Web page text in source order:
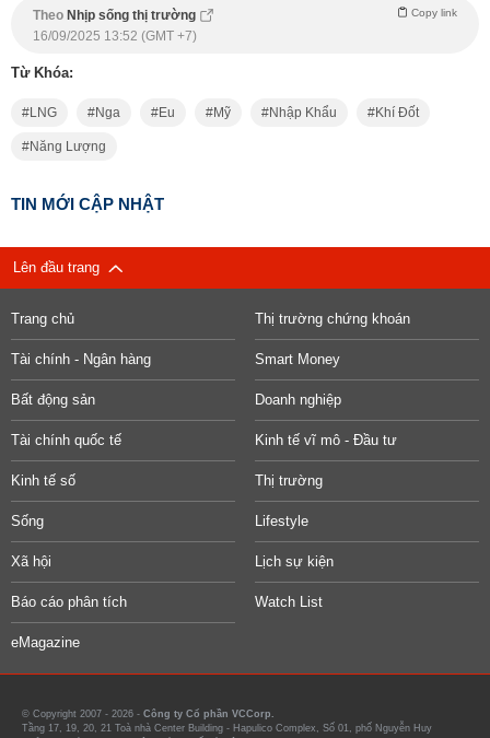
Theo Nhịp sống thị trường Copy link
16/09/2025 13:52 (GMT +7)
Từ Khóa:
LNG Nga Eu Mỹ Nhập Khẩu Khí Đốt
Năng Lượng
TIN MỚI CẬP NHẬT
Lên đầu trang
Trang chủ Thị trường chứng khoán
Tài chính - Ngân hàng Smart Money
Bất động sản Doanh nghiệp
Tài chính quốc tế Kinh tế vĩ mô - Đầu tư
Kinh tế số Thị trường
Sống Lifestyle
Xã hội Lịch sự kiện
Báo cáo phân tích Watch List
eMagazine
© Copyright 2007 - 2026 - Công ty Cổ phần VCCorp.
Tầng 17, 19, 20, 21 Toà nhà Center Building - Hapulico Complex, Số 01, phố Nguyễn Huy